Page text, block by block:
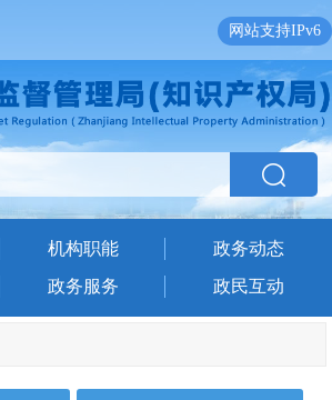
网站支持IPv6
机构职能
政务动态
政务服务 政民互动